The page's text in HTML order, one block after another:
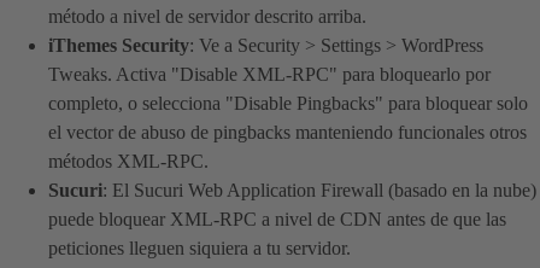
método a nivel de servidor descrito arriba.
iThemes Security: Ve a Security > Settings > WordPress
Tweaks. Activa "Disable XML-RPC" para bloquearlo por
completo, o selecciona "Disable Pingbacks" para bloquear solo
el vector de abuso de pingbacks manteniendo funcionales otros
métodos XML-RPC.
Sucuri: El Sucuri Web Application Firewall (basado en la nube)
puede bloquear XML-RPC a nivel de CDN antes de que las
peticiones lleguen siquiera a tu servidor.